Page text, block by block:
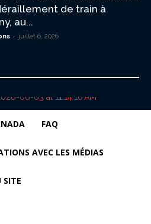
de train à
au...
- juillet 6, 2026
FAQ
AVEC LES MÉDIAS
SITE